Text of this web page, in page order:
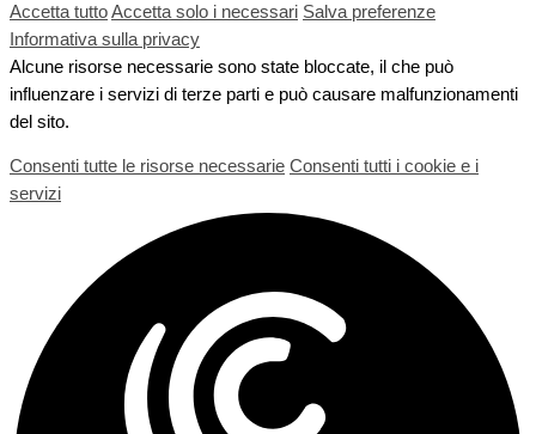
Accetta tuttoAccetta solo i necessari Salva preferenze
Informativa sulla privacy
Alcune risorse necessarie sono state bloccate, il che può
influenzare i servizi di terze parti e può causare malfunzionamenti
del sito.
Consenti tutte le risorse necessarie Consenti tutti i cookie e i
servizi